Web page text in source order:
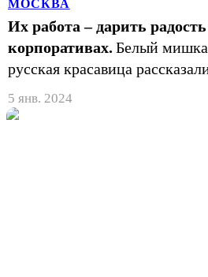
МОСКВА
Их работа – дарить
корпоративах. Белый
русская красавица
5 янв. 2024